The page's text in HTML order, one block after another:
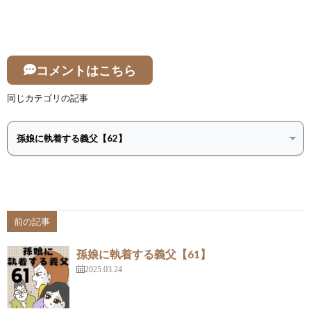
コメントはこちら
同じカテゴリの記事
前の記事
孫娘に執着する義父【61】
2025.03.24